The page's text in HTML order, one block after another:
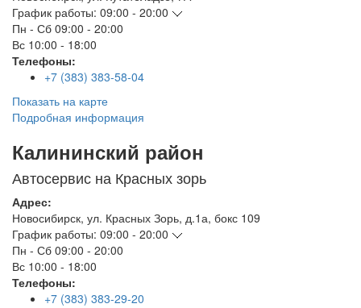
График работы: 09:00 - 20:00
Пн - Сб 09:00 - 20:00
Вс 10:00 - 18:00
Телефоны:
+7 (383) 383-58-04
Показать на карте
Подробная информация
Калининский район
Автосервис на Красных зорь
Адрес:
Новосибирск, ул. Красных Зорь, д.1а, бокс 109
График работы: 09:00 - 20:00
Пн - Сб 09:00 - 20:00
Вс 10:00 - 18:00
Телефоны:
+7 (383) 383-29-20